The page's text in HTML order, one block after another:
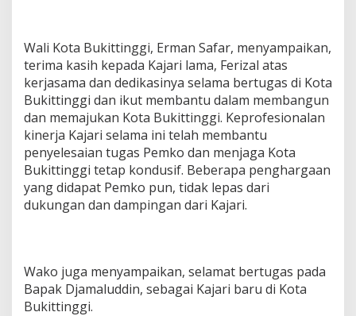
Wali Kota Bukittinggi, Erman Safar, menyampaikan,
terima kasih kepada Kajari lama, Ferizal atas
kerjasama dan dedikasinya selama bertugas di Kota
Bukittinggi dan ikut membantu dalam membangun
dan memajukan Kota Bukittinggi. Keprofesionalan
kinerja Kajari selama ini telah membantu
penyelesaian tugas Pemko dan menjaga Kota
Bukittinggi tetap kondusif. Beberapa penghargaan
yang didapat Pemko pun, tidak lepas dari
dukungan dan dampingan dari Kajari.
Wako juga menyampaikan, selamat bertugas pada
Bapak Djamaluddin, sebagai Kajari baru di Kota
Bukittinggi.